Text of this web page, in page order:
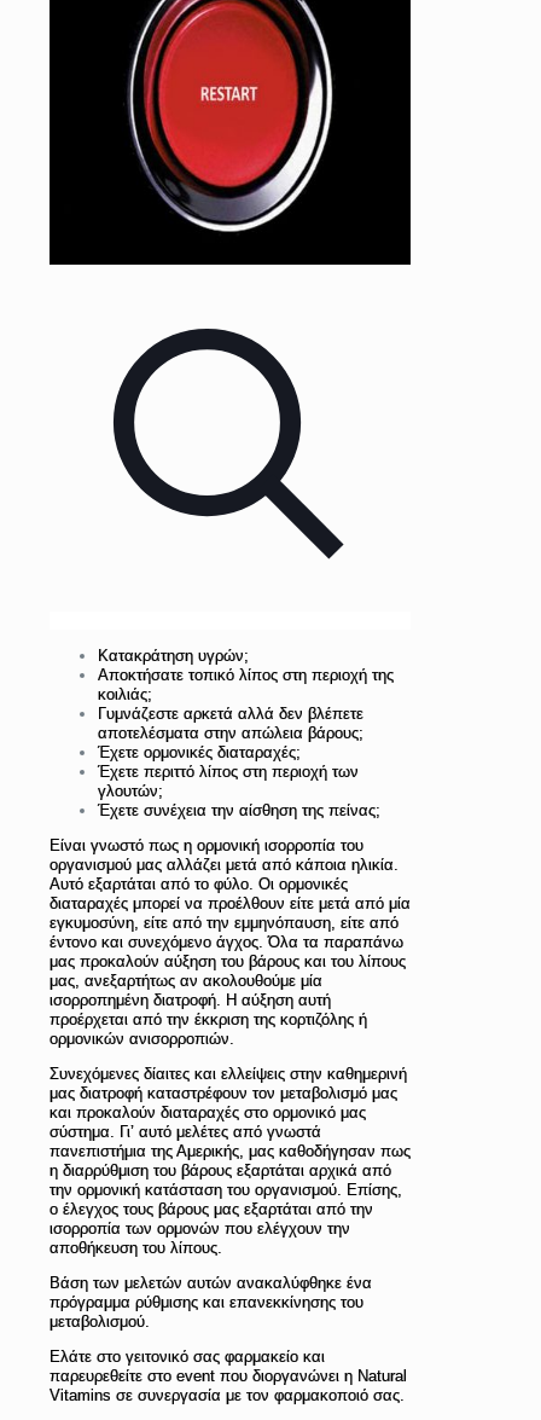
Κατακράτηση υγρών;
Αποκτήσατε τοπικό λίπος στη περιοχή της
κοιλιάς;
Γυμνάζεστε αρκετά αλλά δεν βλέπετε
αποτελέσματα στην απώλεια βάρους;
Έχετε ορμονικές διαταραχές;
Έχετε περιττό λίπος στη περιοχή των
γλουτών;
Έχετε συνέχεια την αίσθηση της πείνας;
Είναι γνωστό πως η ορμονική ισορροπία του
οργανισμού μας αλλάζει μετά από κάποια ηλικία.
Αυτό εξαρτάται από το φύλο. Οι ορμονικές
διαταραχές μπορεί να προέλθουν είτε μετά από μία
εγκυμοσύνη, είτε από την εμμηνόπαυση, είτε από
έντονο και συνεχόμενο άγχος. Όλα τα παραπάνω
μας προκαλούν αύξηση του βάρους και του λίπους
μας, ανεξαρτήτως αν ακολουθούμε μία
ισορροπημένη διατροφή. Η αύξηση αυτή
προέρχεται από την έκκριση της κορτιζόλης ή
ορμονικών ανισορροπιών.
Συνεχόμενες δίαιτες και ελλείψεις στην καθημερινή
μας διατροφή καταστρέφουν τον μεταβολισμό μας
και προκαλούν διαταραχές στο ορμονικό μας
σύστημα. Γι’ αυτό μελέτες από γνωστά
πανεπιστήμια της Αμερικής, μας καθοδήγησαν πως
η διαρρύθμιση του βάρους εξαρτάται αρχικά από
την ορμονική κατάσταση του οργανισμού. Επίσης,
ο έλεγχος τους βάρους μας εξαρτάται από την
ισορροπία των ορμονών που ελέγχουν την
αποθήκευση του λίπους.
Βάση των μελετών αυτών ανακαλύφθηκε ένα
πρόγραμμα ρύθμισης και επανεκκίνησης του
μεταβολισμού.
Ελάτε στο γειτονικό σας φαρμακείο και
παρευρεθείτε στο event που διοργανώνει η Natural
Vitamins σε συνεργασία με τον φαρμακοποιό σας.